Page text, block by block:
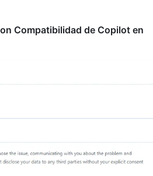
Compatibilidad de Copilot en